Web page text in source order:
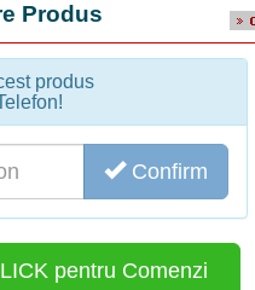
Produs
produs
Confirm
pentru Comenzi